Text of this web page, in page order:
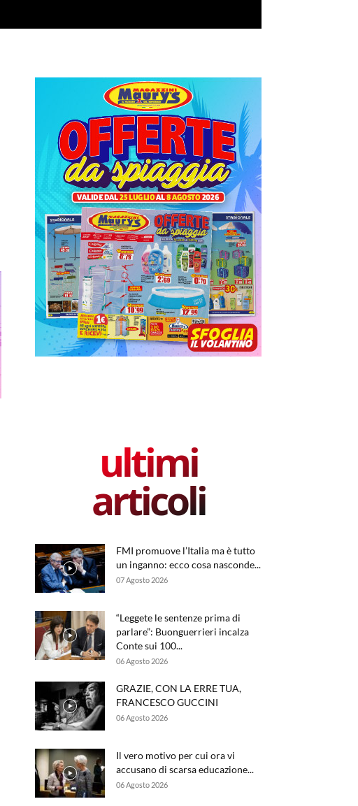
ultimi
articoli
FMI promuove l’Italia ma è tutto
un inganno: ecco cosa nasconde...
07 Agosto 2026
“Leggete le sentenze prima di
parlare”: Buonguerrieri incalza
Conte sui 100...
06 Agosto 2026
GRAZIE, CON LA ERRE TUA,
FRANCESCO GUCCINI
06 Agosto 2026
Il vero motivo per cui ora vi
accusano di scarsa educazione...
06 Agosto 2026